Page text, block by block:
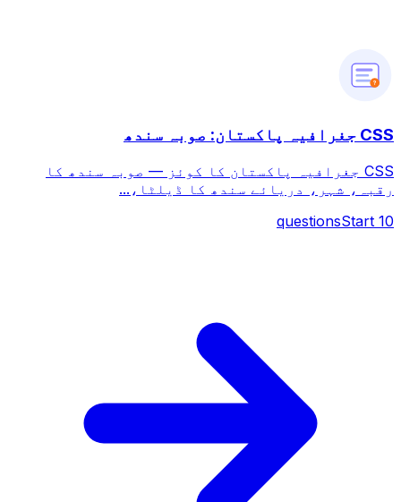
?
CSS جغرافیہ پاکستان: صوبہ سندھ
CSS جغرافیہ پاکستان کا کوئز — صوبہ سندھ کا
رقبہ، شہر، دریائے سندھ کا ڈیلٹا،...
10
questionsStart